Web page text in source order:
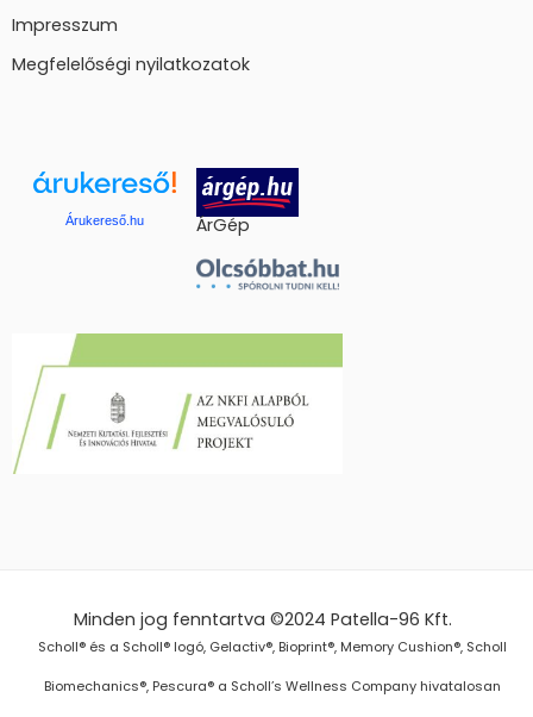
Impresszum
Megfelelőségi nyilatkozatok
Árukereső.hu ÁrGép
Minden jog fenntartva ©2024Patella-96 Kft.
Scholl® és a Scholl® logó, Gelactiv®, Bioprint®, Memory Cushion®, Scholl
Biomechanics®, Pescura® a Scholl’s Wellness Company hivatalosan